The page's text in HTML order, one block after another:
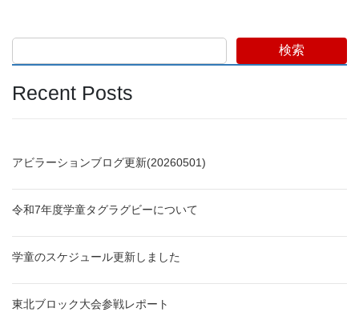
検索
Recent Posts
アビラーションブログ更新(20260501)
令和7年度学童タグラグビーについて
学童のスケジュール更新しました
東北ブロック大会参戦レポート